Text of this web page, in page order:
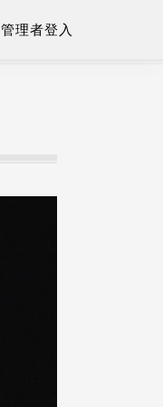
管理者登入